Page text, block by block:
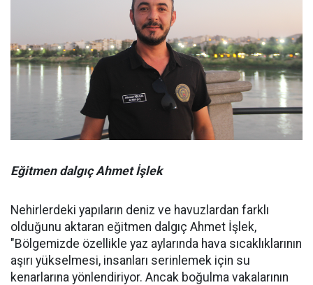
Eğitmen dalgıç Ahmet İşlek
Nehirlerdeki yapıların deniz ve havuzlardan farklı
olduğunu aktaran eğitmen dalgıç Ahmet İşlek,
"Bölgemizde özellikle yaz aylarında hava sıcaklıklarının
aşırı yükselmesi, insanları serinlemek için su
kenarlarına yönlendiriyor. Ancak boğulma vakalarının